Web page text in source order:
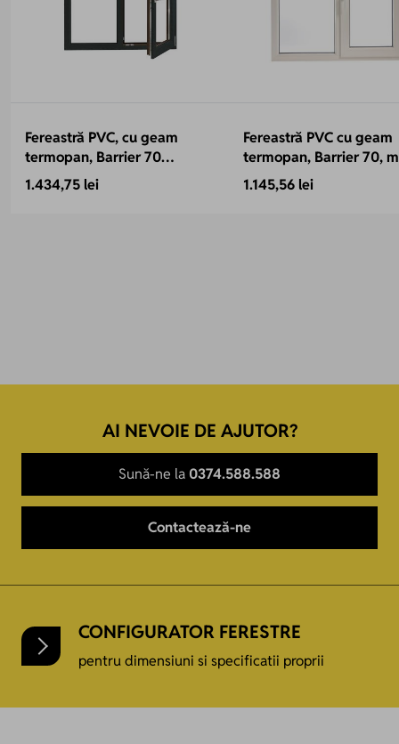
Fereastră PVC, cu geam
termopan, Barrier 70
antracit, 1160x1160 mm, 2
canate, protectie solara,
1.434,75 lei
Fereastră PVC cu geam
termopan, Barrier 70,
Toulon, 1160x1160
70 mm, 2 canate, sticlă
1.145,56 lei
AI NEVOIE DE AJUTOR?
Sună-ne la 0374.588.588
Contactează-ne
CONFIGURATOR FERESTRE
pentru dimensiuni si specificatii proprii